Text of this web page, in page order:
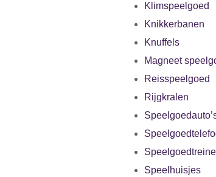
Klimspeelgoed
Knikkerbanen
Knuffels
Magneet
Reisspeelgoed
Rijgkralen
Speelhuisjes